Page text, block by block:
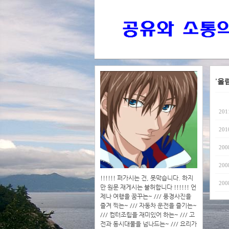
!!!!!! 퍼가시는 건, 못막습니다. 하지
만 원문 재게시는 불허합니다 !!!!!! 언
제나 여행을 꿈꾸는~ /// 풍경사진을
즐겨 찍는~ /// 자동차 운전을 즐기는~
/// 컴터조립을 재미있어 하는~ /// 고
전과 동시대물을 넘나드는~ /// 요리가
'올